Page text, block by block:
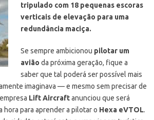
tripulado com 18 pequenas escoras
verticais de elevação para uma
redundância maciça.
Se sempre ambicionou pilotar um
avião da próxima geração, fique a
saber que tal poderá ser possível mais
imaginava — e mesmo sem precisar de
Lift Aircraftanunciou que será
hora para aprender a pilotar o Hexa eVTOL.